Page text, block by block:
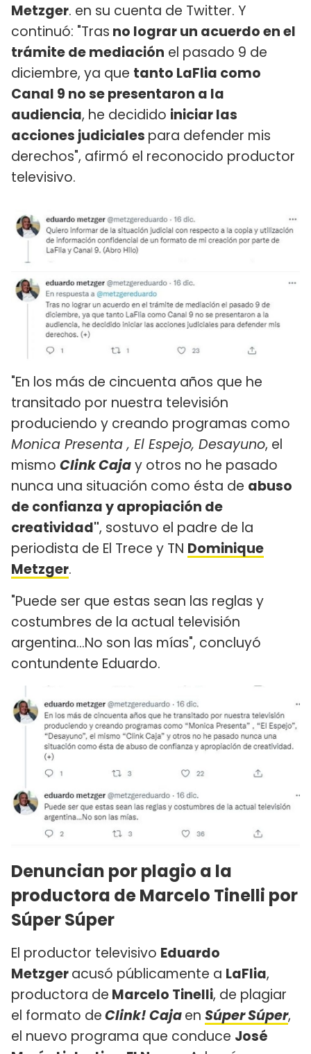
Metzger. en su cuenta de Twitter. Y
continuó: "Tras no lograr un acuerdo en el
trámite de mediación el pasado 9 de
diciembre, ya que tanto LaFlia como
Canal 9 no se presentaron a la
audiencia, he decidido iniciar las
acciones judiciales para defender mis
derechos", afirmó el reconocido productor
televisivo.
"En los más de cincuenta años que he
transitado por nuestra televisión
produciendo y creando programas como
Monica Presenta , El Espejo, Desayuno, el
mismo Clink Cajay otros no he pasado
nunca una situación como ésta de abuso
de confianza y apropiación de
creatividad", sostuvo el padre de la
periodista de El Trece y TN Dominique
Metzger.
"Puede ser que estas sean las reglas y
costumbres de la actual televisión
argentina…No son las mías", concluyó
contundente Eduardo.
Denuncian por plagio a la
productora de Marcelo Tinelli por
Súper Súper
El productor televisivo Eduardo
Metzgeracusó públicamente a LaFlia,
productora de Marcelo Tinelli, de plagiar
el formato deClink! Cajaen Súper Súper,
el nuevo programa que conduce José